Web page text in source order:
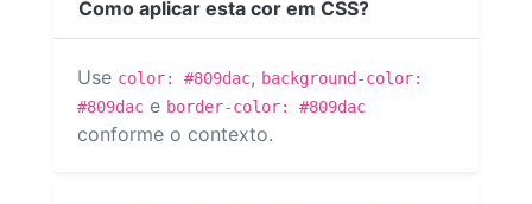
Como aplicar esta cor em CSS?
Use color: #809dac, background-color:
#809dac e border-color: #809dac
conforme o contexto.